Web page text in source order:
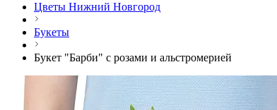
Цветы Нижний Новгород
Букеты
Букет "Барби" с розами и альстромерией